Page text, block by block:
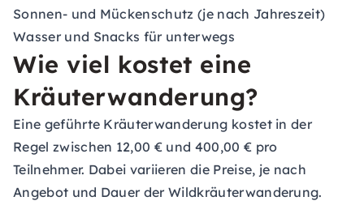
Sonnen- und Mückenschutz (je nach Jahreszeit)
Wasser und Snacks für unterwegs
Wie viel kostet eine
Kräuterwanderung?
Eine geführte Kräuterwanderung kostet in der
Regel zwischen 12,00 € und 400,00 € pro
Teilnehmer. Dabei variieren die Preise, je nach
Angebot und Dauer der Wildkräuterwanderung.